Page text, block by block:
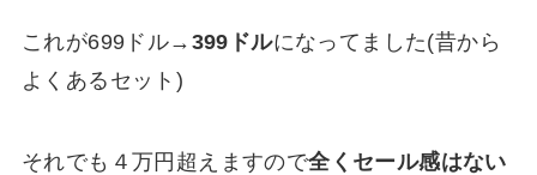
これが699ドル→ 399ドルになってました(昔から
よくあるセット)
それでも４万円超えますので全くセール感はない